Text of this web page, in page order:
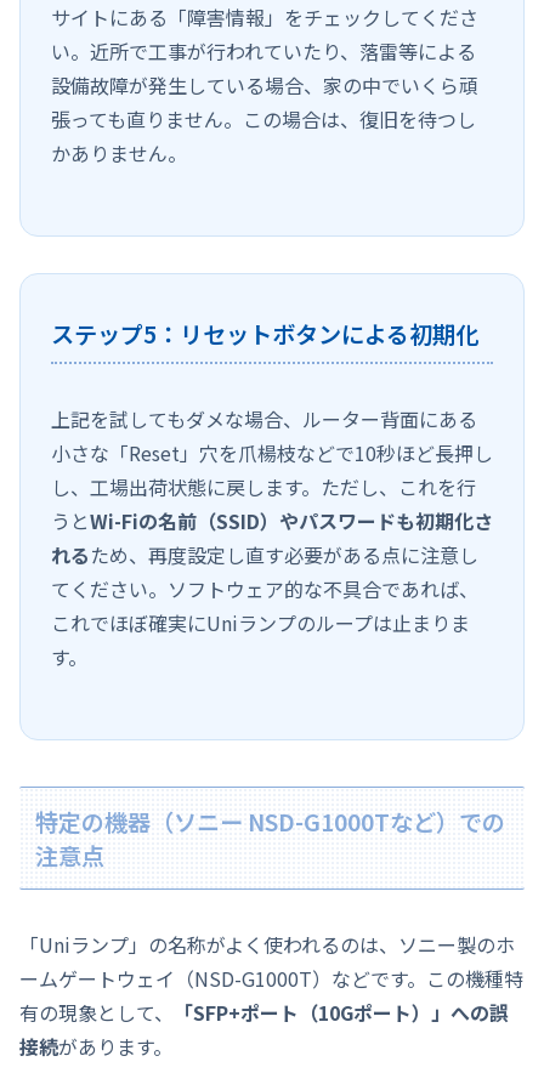
サイトにある「障害情報」をチェックしてくださ
い。近所で工事が行われていたり、落雷等による
設備故障が発生している場合、家の中でいくら頑
張っても直りません。この場合は、復旧を待つし
かありません。
ステップ5：リセットボタンによる初期化
上記を試してもダメな場合、ルーター背面にある
小さな「Reset」穴を爪楊枝などで10秒ほど長押し
し、工場出荷状態に戻します。ただし、これを行
うとWi-Fiの名前（SSID）やパスワードも初期化さ
れるため、再度設定し直す必要がある点に注意し
てください。ソフトウェア的な不具合であれば、
これでほぼ確実にUniランプのループは止まりま
す。
特定の機器（ソニー NSD-G1000Tなど）での
注意点
「Uniランプ」の名称がよく使われるのは、ソニー製のホ
ームゲートウェイ（NSD-G1000T）などです。この機種特
有の現象として、
「SFP+ポート（10Gポート）」への誤
接続があります。